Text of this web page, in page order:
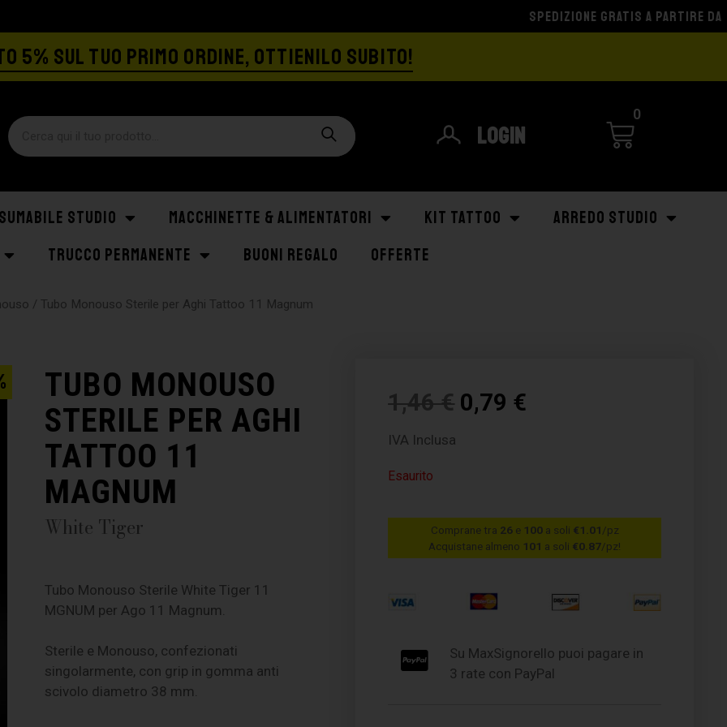
5% SUL TUO PRIMO ORDINE, OTTIENILO SUBITO!
Login
0
STUDIO MACCHINETTE & ALIMENTATORI KIT TATTOO
ARREDO STUDIO
TRUCCO PERMANENTE
BUONI REGALO OFFERTE
/ Tubo Monouso Sterile per Aghi Tattoo 11 Magnum
TUBO MONOUSO
STERILE PER AGHI
TATTOO 11
MAGNUM
White Tiger
Tubo Monouso Sterile White Tiger 11
MGNUM per Ago 11 Magnum.
Sterile e Monouso, confezionati
singolarmente, con grip in gomma anti
scivolo diametro 38 mm.
1,46€ 0,79 €
IVA Inclusa
Esaurito
Comprane tra 26e 100a soli €1.01/pz
Acquistane almeno 101 a soli €0.87/pz!
Su MaxSignorello puoi pagare in
3 rate con PayPal